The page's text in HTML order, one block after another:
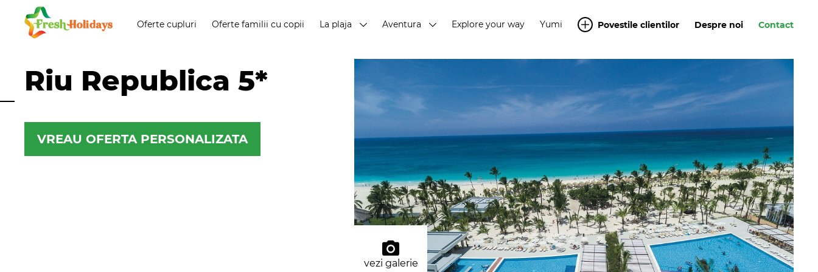
Oferte cupluri Oferte familii cu copii La plaja Aventura Explore your way Yumi Povestile clientilor Despre noi Contact
Riu Republica 5*
VREAU OFERTA PERSONALIZATA
vezi galerie